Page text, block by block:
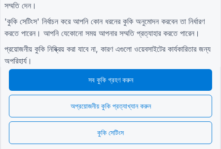
সম্প্রদায়ে যোগদান করুন
সহায়তা কেন্দ্র
ব্লগ
আমাদের সম্পর্কে
আমাদের সাথে যোগাযোগ করুন
শর্তাবলী
গোপনীয়তা নীতি
© 2026 QR Form Generator. All rights reserved.
সম্মতি দেন।
'কুকি সেটিংস' নির্বাচন করে আপনি কোন ধরনের কুকি অনুমোদন করবেন তা নির্ধারণ
করতে পারেন। আপনি যেকোনো সময় আপনার সম্মতি প্রত্যাহার করতে পারেন।
প্রয়োজনীয় কুকি নিষ্ক্রিয় করা যাবে না, কারণ এগুলো ওয়েবসাইটের কার্যকারিতার জন্য
অপরিহার্য।
সব কুকি গ্রহণ করুন
অপ্রয়োজনীয় কুকি প্রত্যাখ্যান করুন
কুকি সেটিংস